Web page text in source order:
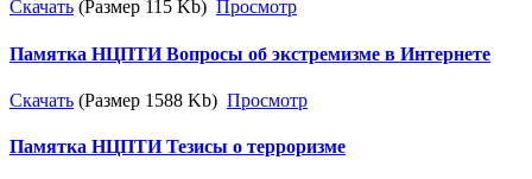
Скачать (Размер 115 Kb) Просмотр
Памятка НЦПТИ Вопросы об экстремизме в Интернете
Скачать (Размер 1588 Kb) Просмотр
Памятка НЦПТИ Тезисы о терроризме